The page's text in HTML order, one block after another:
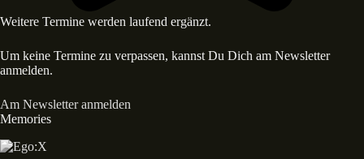
Weitere Termine werden laufend ergänzt.
Um keine Termine zu verpassen, kannst Du Dich am Newsletter
anmelden.
Am Newsletter anmelden
Memories